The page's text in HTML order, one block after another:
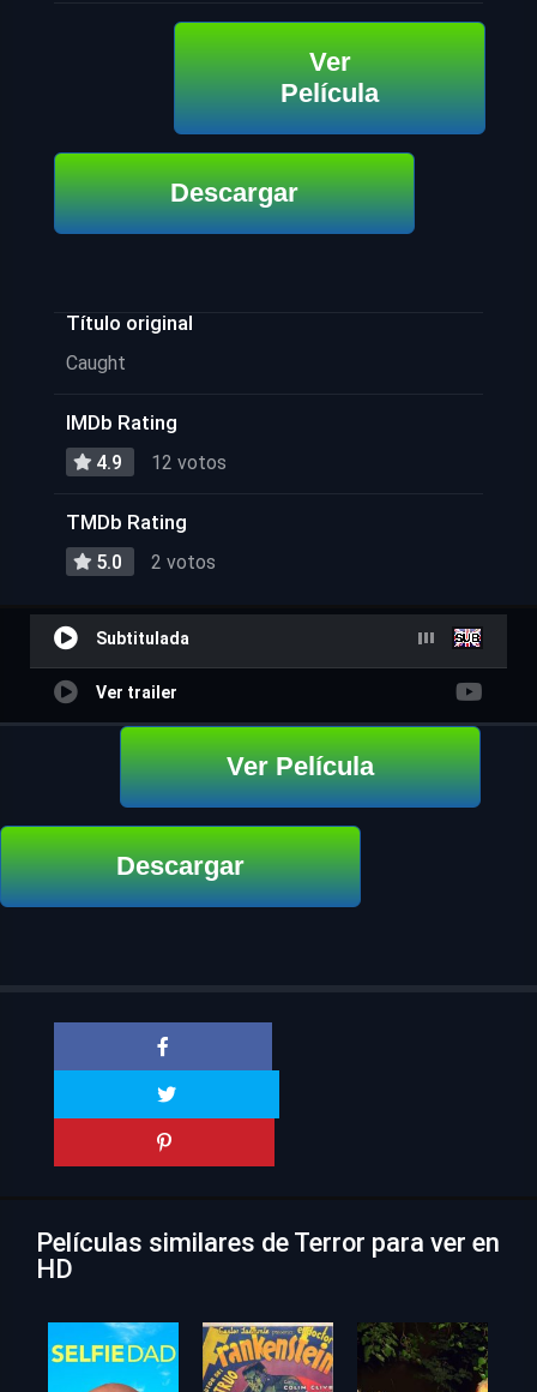
Ver
Película
Descargar
Título original
Caught
IMDb Rating
4.9 12 votos
TMDb Rating
5.0 2 votos
Subtitulada
Ver trailer
Ver Película
Descargar
Películas similares de Terror para ver en
HD